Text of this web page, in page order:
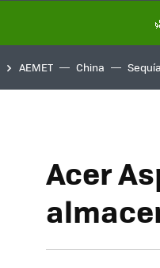
AEMET China Sequía
Acer